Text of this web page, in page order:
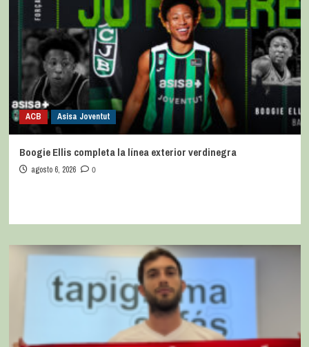
ACB Asisa Joventut
Boogie Ellis completa la línea exterior verdinegra
agosto 6, 2026 0